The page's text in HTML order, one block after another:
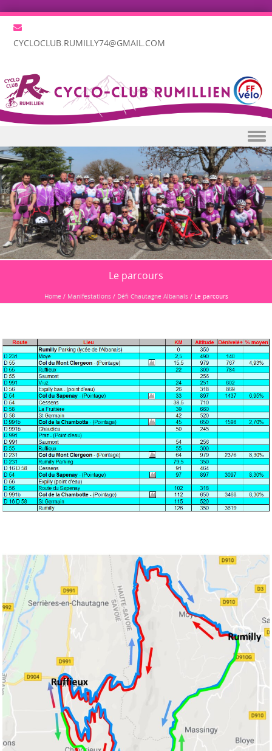
CYCLOCLUB.RUMILLY74@GMAIL.COM
Skip to content
Le parcours
Home / Manifestations / Défi Chautagne Albanais / Le parcours